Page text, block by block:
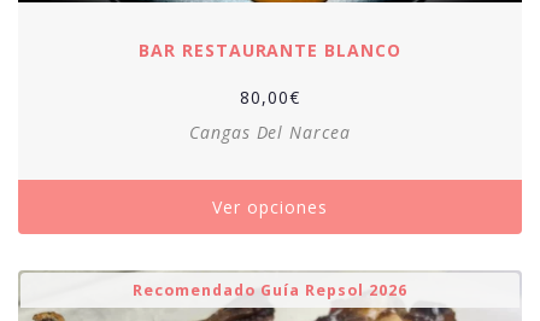
BAR RESTAURANTE BLANCO
80,00€
Cangas Del Narcea
Ver opciones
Recomendado Guía Repsol 2026